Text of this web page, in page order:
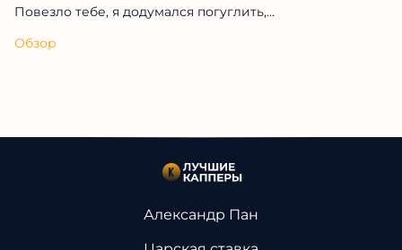
Повезло тебе, я додумался погуглить,...
Обзор
Александр Пан